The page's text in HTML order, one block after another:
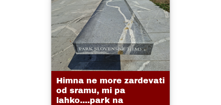
Himna ne more zardevati
od sramu, mi pa
lahko....park na